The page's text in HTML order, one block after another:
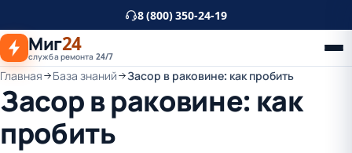
основному
контенту
8 (800) 350-24-19
Миг24
служба ремонта 24/7
Главная База знаний Засор в раковине: как пробить
Засор в раковине: как
пробить